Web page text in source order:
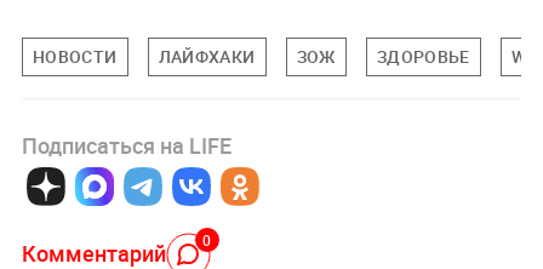
НОВОСТИ ЛАЙФХАКИ ЗОЖ ЗДОРОВЬЕ
Подписаться на LIFE
Комментарий 0